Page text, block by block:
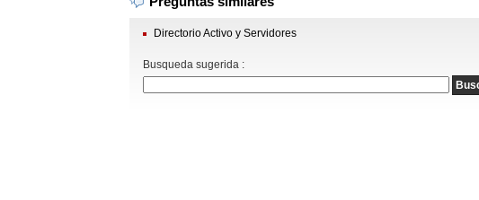
Directorio Activo y Servidores
Busqueda sugerida :